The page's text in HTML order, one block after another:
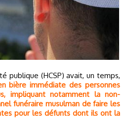
bière immédiate des personnes
impliquant notamment la non-
funéraire musulman de faire les
pour les défunts dont ils ont la